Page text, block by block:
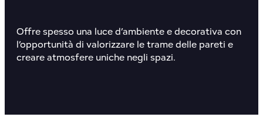
Offre spesso una luce d’ambiente e decorativa con
l’opportunità di valorizzare le trame delle pareti e
creare atmosfere uniche negli spazi.